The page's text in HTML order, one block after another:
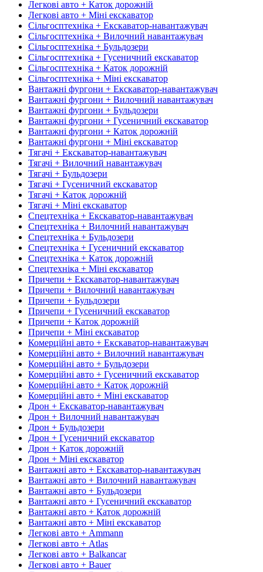
Легкові авто + Каток дорожній
Легкові авто + Міні екскаватор
Сільгосптехніка + Екскаватор-навантажувач
Сільгосптехніка + Вилочний навантажувач
Сільгосптехніка + Бульдозери
Сільгосптехніка + Гусеничний екскаватор
Сільгосптехніка + Каток дорожній
Сільгосптехніка + Міні екскаватор
Вантажні фургони + Екскаватор-навантажувач
Вантажні фургони + Вилочний навантажувач
Вантажні фургони + Бульдозери
Вантажні фургони + Гусеничний екскаватор
Вантажні фургони + Каток дорожній
Вантажні фургони + Міні екскаватор
Тягачі + Екскаватор-навантажувач
Тягачі + Вилочний навантажувач
Тягачі + Бульдозери
Тягачі + Гусеничний екскаватор
Тягачі + Каток дорожній
Тягачі + Міні екскаватор
Спецтехніка + Екскаватор-навантажувач
Спецтехніка + Вилочний навантажувач
Спецтехніка + Бульдозери
Спецтехніка + Гусеничний екскаватор
Спецтехніка + Каток дорожній
Спецтехніка + Міні екскаватор
Причепи + Екскаватор-навантажувач
Причепи + Вилочний навантажувач
Причепи + Бульдозери
Причепи + Гусеничний екскаватор
Причепи + Каток дорожній
Причепи + Міні екскаватор
Комерційні авто + Екскаватор-навантажувач
Комерційні авто + Вилочний навантажувач
Комерційні авто + Бульдозери
Комерційні авто + Гусеничний екскаватор
Комерційні авто + Каток дорожній
Комерційні авто + Міні екскаватор
Дрон + Екскаватор-навантажувач
Дрон + Вилочний навантажувач
Дрон + Бульдозери
Дрон + Гусеничний екскаватор
Дрон + Каток дорожній
Дрон + Міні екскаватор
Вантажні авто + Екскаватор-навантажувач
Вантажні авто + Вилочний навантажувач
Вантажні авто + Бульдозери
Вантажні авто + Гусеничний екскаватор
Вантажні авто + Каток дорожній
Вантажні авто + Міні екскаватор
Легкові авто + Ammann
Легкові авто + Atlas
Легкові авто + Balkancar
Легкові авто + Bauer